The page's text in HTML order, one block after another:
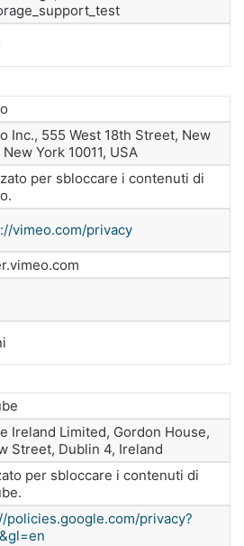
Inc., 555 West 18th Street, New
York 10011, USA
per sbloccare i contenuti di
vimeo.com/privacy
Ireland Limited, Gordon House,
Street, Dublin 4, Ireland
per sbloccare i contenuti di
policies.google.com/privacy?